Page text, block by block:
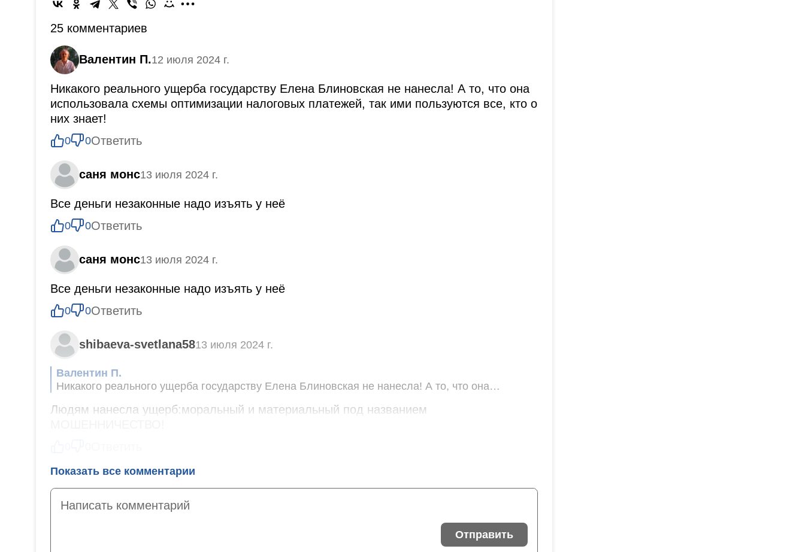
25 комментариев
Валентин П.12 июля 2024 г.
Никакого реального ущерба государству Елена Блиновская не нанесла! А то, что она
использовала схемы оптимизации налоговых платежей, так ими пользуются все, кто о
них знает!
0 0Ответить
саня монс13 июля 2024 г.
Все деньги незаконные надо изъять у неё
0 0Ответить
саня монс13 июля 2024 г.
Все деньги незаконные надо изъять у неё
0 0Ответить
shibaeva-svetlana5813 июля 2024 г.
Валентин П.
Никакого реального ущерба государству Елена Блиновская не нанесла! А то, что она
знает!
Людям нанесла ущерб:моральный и материальный под названием
Показать все комментарии
Отправить